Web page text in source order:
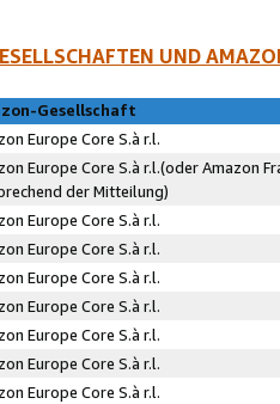
UND
Gesellschaft
Europe Core S.à r.l.
Europe Core S.à r.l.(oder Amazon
der Mitteilung)
Europe Core S.à r.l.
Europe Core S.à r.l.
Europe Core S.à r.l.
Europe Core S.à r.l.
Europe Core S.à r.l.
Europe Core S.à r.l.
Europe Core S.à r.l.